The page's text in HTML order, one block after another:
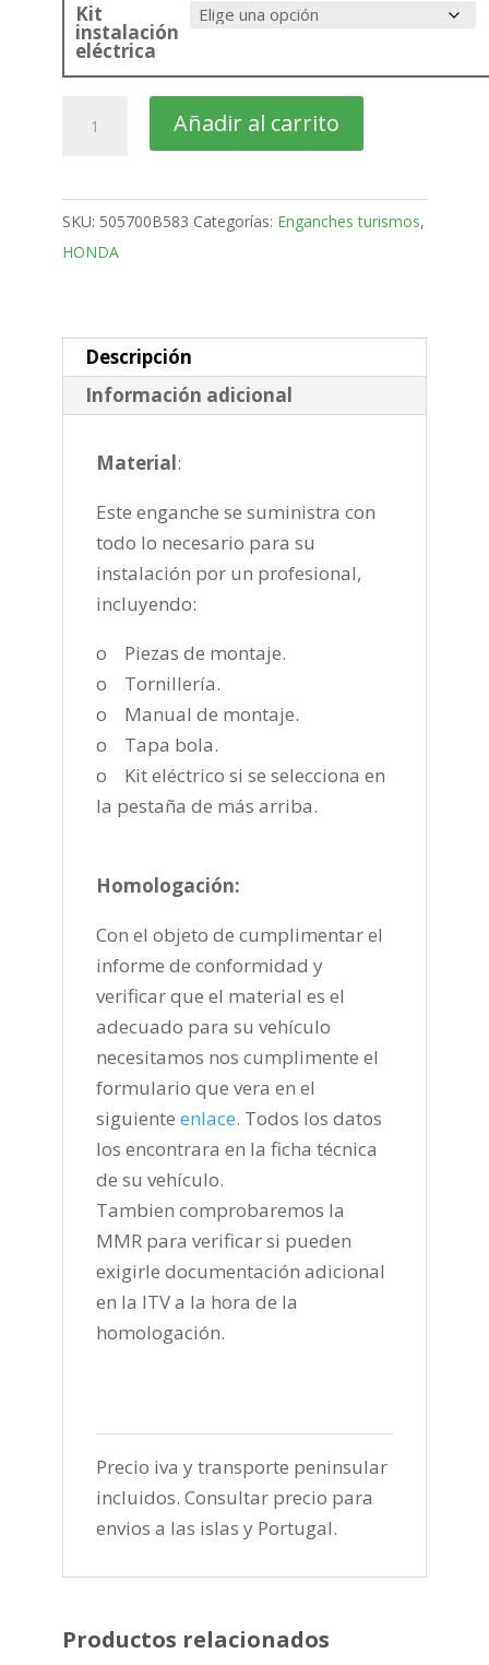
Kit
instalación
eléctrica
Accord
Bola
fija
de
cantidad
Añadir al carrito
SKU: 505700B583 Categorías: Enganches turismos,
HONDA
Descripción
Información adicional
Material:
Este enganche se suministra con
todo lo necesario para su
instalación por un profesional,
incluyendo:
o Piezas de montaje.
o Tornillería.
o Manual de montaje.
o Tapa bola.
o Kit eléctrico si se selecciona en
la pestaña de más arriba.
Homologación:
Con el objeto de cumplimentar el
informe de conformidad y
verificar que el material es el
adecuado para su vehículo
necesitamos nos cumplimente el
formulario que vera en el
siguiente enlace. Todos los datos
los encontrara en la ficha técnica
de su vehículo.
Tambien comprobaremos la
MMR para verificar si pueden
exigirle documentación adicional
en la ITV a la hora de la
homologación.
Precio iva y transporte peninsular
incluidos. Consultar precio para
envios a las islas y Portugal.
Productos relacionados